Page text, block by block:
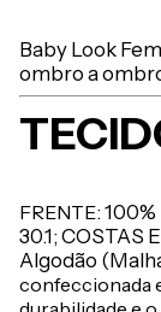
Baby Look
ombro a
FRENTE:
30.1; COSTAS
Algodão
confeccionada